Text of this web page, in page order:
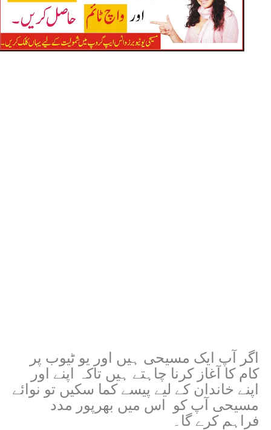
اگر آپ ایک مسیحی ہیں اور یو ٹیوب پر
کام کا آغاز کرنا چاہتے ہیں تاکہ اپنے اور
اپنے خاندان کے لیے پیسے کما سکیں تو نوائے
مسیحی آپ کو اس میں بھرپور مدد
فراہم کرے گا۔